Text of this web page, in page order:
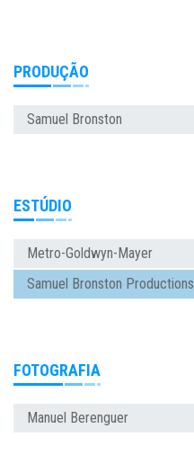
PRODUÇÃO
Samuel Bronston
ESTÚDIO
Metro-Goldwyn-Mayer
Samuel Bronston Productions
FOTOGRAFIA
Manuel Berenguer